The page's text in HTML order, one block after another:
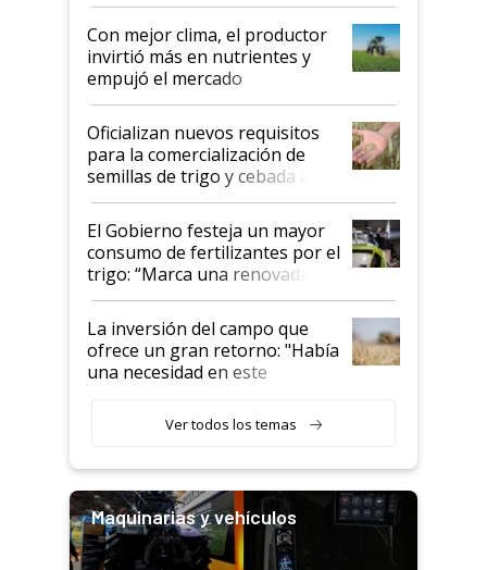
Con mejor clima, el productor
invirtió más en nutrientes y
empujó el mercado
Oficializan nuevos requisitos
para la comercialización de
semillas de trigo y cebada a
granel
El Gobierno festeja un mayor
consumo de fertilizantes por el
trigo: “Marca una renovada
confianza de los productores”
La inversión del campo que
ofrece un gran retorno: "Había
una necesidad en este
Ver todos los temas
Maquinarias y vehículos